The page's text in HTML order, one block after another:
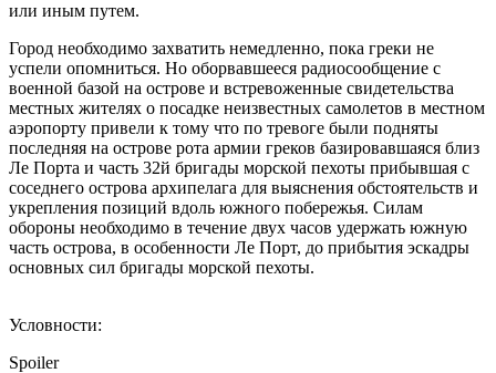
или иным путем.
Город необходимо захватить немедленно, пока греки не
успели опомниться. Но оборвавшееся радиосообщение с
военной базой на острове и встревоженные свидетельства
местных жителях о посадке неизвестных самолетов в местном
аэропорту привели к тому что по тревоге были подняты
последняя на острове рота армии греков базировавшаяся близ
Ле Порта и часть 32й бригады морской пехоты прибывшая с
соседнего острова архипелага для выяснения обстоятельств и
укрепления позиций вдоль южного побережья. Силам
обороны необходимо в течение двух часов удержать южную
часть острова, в особенности Ле Порт, до прибытия эскадры
основных сил бригады морской пехоты.
Условности:
Spoiler